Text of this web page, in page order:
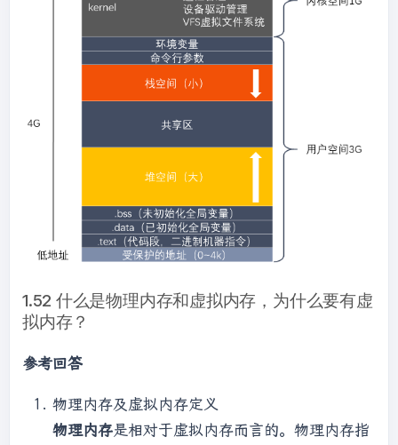
1.52 什么是物理内存和虚拟内存，为什么要有虚
拟内存？
参考回答
物理内存及虚拟内存定义
物理内存是相对于虚拟内存而言的。物理内存指